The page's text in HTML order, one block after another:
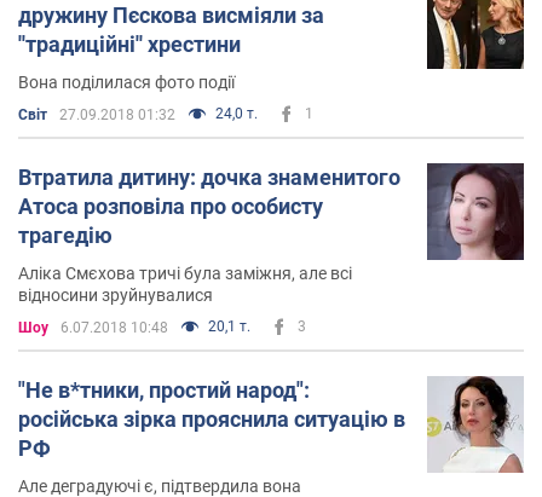
дружину Пєскова висміяли за
''традиційні'' хрестини
Вона поділилася фото події
Світ 27.09.2018 01:32 24,0 т. 1
Втратила дитину: дочка знаменитого
Атоса розповіла про особисту
трагедію
Аліка Смєхова тричі була заміжня, але всі
відносини зруйнувалися
Шоу 6.07.2018 10:48 20,1 т. 3
"Не в*тники, простий народ":
російська зірка прояснила ситуацію в
РФ
Але деградуючі є, підтвердила вона